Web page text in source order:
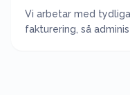
Vi arbetar med
fakturering, så